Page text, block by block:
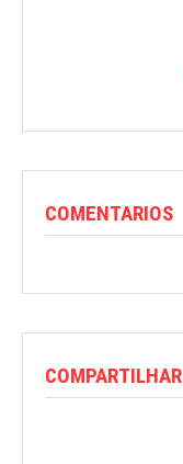
COMENTARIOS
COMPARTILHAR